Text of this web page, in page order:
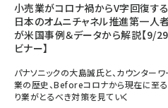
小売業がコロナ禍からV字回復す
日本のオムニチャネル推進第一人
が米国事例＆データから解説【9/
ビナー】
パナソニックの大島誠氏と、カウンター
業の歴史、Beforeコロナから現在に至
り業がとるべき対策を見ていく